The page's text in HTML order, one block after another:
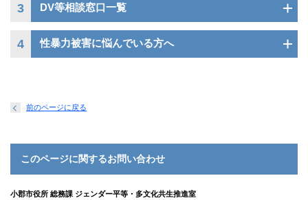
3 DV等相談窓口一覧
4 性暴力被害に悩んでいる方へ
前のページに戻る
このページに関するお問い合わせ
小郡市役所 総務課 ジェンダー平等・多文化共生推進室